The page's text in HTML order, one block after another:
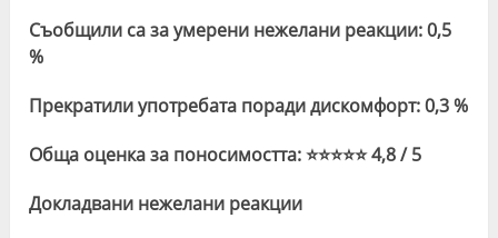
Съобщили са за умерени нежелани реакции: 0,5
%
Прекратили употребата поради дискомфорт: 0,3 %
Обща оценка за поносимостта: ⭐⭐⭐⭐⭐ 4,8 / 5
Докладвани нежелани реакции